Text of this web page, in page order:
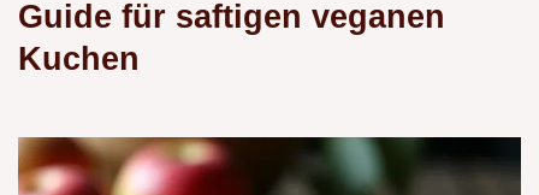
Guide für saftigen veganen
Kuchen